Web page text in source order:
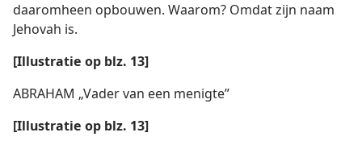
daaromheen opbouwen. Waarom? Omdat zijn naam
Jehovah is.
[Illustratie op blz. 13]
ABRAHAM „Vader van een menigte”
[Illustratie op blz. 13]